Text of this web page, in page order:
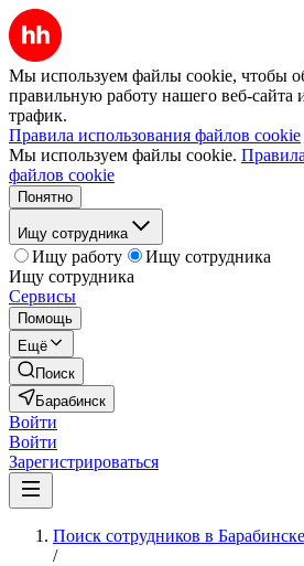
Мы используем файлы cookie, чтобы
правильную работу нашего веб-сайта
трафик.
Правила использования файлов cookie
Мы используем файлы cookie.
файлов cookie
Понятно
Ищу сотрудника
Ищу работу
Ищу сотрудника
Ищу сотрудника
Сервисы
Помощь
Ещё
Поиск
Барабинск
Войти
Войти
Зарегистрироваться
Поиск сотрудников в Барабинске
/